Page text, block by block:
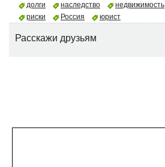
долги наследство недвижимость
риски
Россия юрист
Расскажи друзьям